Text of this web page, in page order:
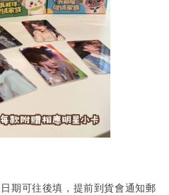
期可往後填，提前到貨會通知郵